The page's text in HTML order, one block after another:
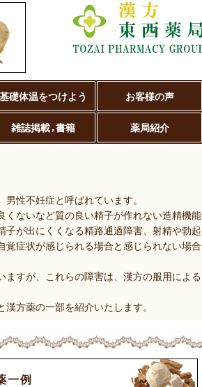
基礎体温をつけよう お客様の声
雑誌掲載,書籍 薬局紹介
性不妊症と呼ばれています。
くないなど質の良い精子が作れない造精機能
子が出にくくなる精路通過障害、射精や勃起
症状が感じられる場合と感じられない場合
すが、これらの障害は、漢方の服用による
方薬の一部を紹介いたします。
一例